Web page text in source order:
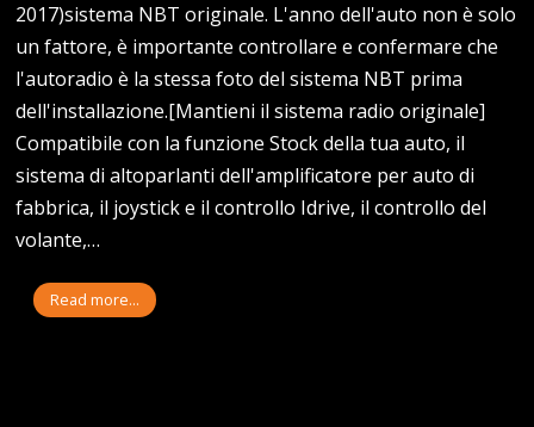
2017)sistema NBT originale. L'anno dell'auto non è solo
un fattore, è importante controllare e confermare che
l'autoradio è la stessa foto del sistema NBT prima
dell'installazione.[Mantieni il sistema radio originale]
Compatibile con la funzione Stock della tua auto, il
sistema di altoparlanti dell'amplificatore per auto di
fabbrica, il joystick e il controllo Idrive, il controllo del
volante,…
Read more...